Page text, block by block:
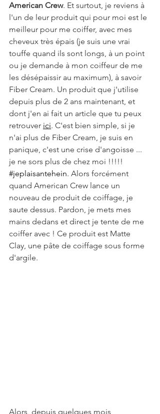
American Crew. Et surtout, je reviens à
l'un de leur produit qui pour moi est le
meilleur pour me coiffer, avec mes
cheveux très épais (je suis une vrai
touffe quand ils sont longs, à un point
ou je demande à mon coiffeur de me
les désépaissir au maximum), à savoir
Fiber Cream. Un produit que j'utilise
depuis plus de 2 ans maintenant, et
dont j'en ai fait un article que tu peux
retrouver ici. C'est bien simple, si je
n'ai plus de Fiber Cream, je suis en
panique, c'est une crise d'angoisse ...
je ne sors plus de chez moi !!!!!
#jeplaisantehein. Alors forcément
quand American Crew lance un
nouveau de produit de coiffage, je
saute dessus. Pardon, je mets mes
mains dedans et direct je tente de me
coiffer avec ! Ce produit est Matte
Clay, une pâte de coiffage sous forme
d'argile.
Alors, depuis quelques mois